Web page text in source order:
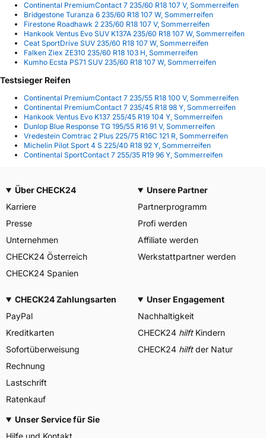
Continental PremiumContact 7 235/60 R18 107 V, Sommerreifen
Bridgestone Turanza 6 235/60 R18 107 W, Sommerreifen
Firestone Roadhawk 2 235/60 R18 107 V, Sommerreifen
Hankook Ventus Evo SUV K137A 235/60 R18 107 W, Sommerreifen
Ceat SportDrive SUV 235/60 R18 107 W, Sommerreifen
Falken Ziex ZE310 235/60 R18 103 H, Sommerreifen
Kumho Ecsta PS71 SUV 235/60 R18 107 W, Sommerreifen
Testsieger Reifen
Continental PremiumContact 7 235/55 R18 100 V, Sommerreifen
Continental PremiumContact 7 235/45 R18 98 Y, Sommerreifen
Hankook Ventus Evo K137 255/45 R19 104 Y, Sommerreifen
Dunlop Blue Response TG 195/55 R16 91 V, Sommerreifen
Vredestein Comtrac 2 Plus 225/75 R16C 121 R, Sommerreifen
Michelin Pilot Sport 4 S 225/40 R18 92 Y, Sommerreifen
Continental SportContact 7 255/35 R19 96 Y, Sommerreifen
Über CHECK24
Karriere
Presse
Unternehmen
CHECK24 Österreich
CHECK24 Spanien
Unsere Partner
Partnerprogramm
Profi werden
Affiliate werden
Werkstattpartner werden
CHECK24 Zahlungsarten
PayPal
Kreditkarten
Sofortüberweisung
Rechnung
Lastschrift
Ratenkauf
Unser Engagement
Nachhaltigkeit
CHECK24 hilftKindern
CHECK24 hilftder Natur
Unser Service für Sie
Hilfe und Kontakt